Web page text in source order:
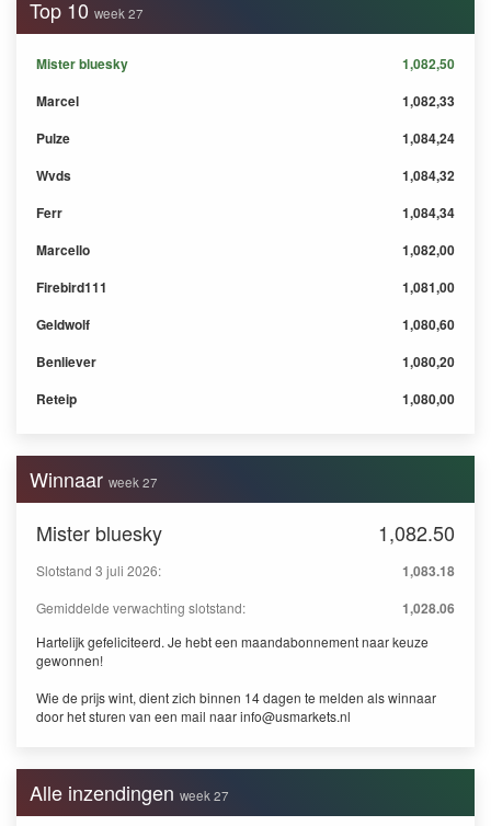
Top 10 week 27
Mister bluesky
1,082,50
Marcel
1,082,33
Pulze
1,084,24
Wvds
1,084,32
Ferr
1,084,34
Marcello
1,082,00
Firebird111
1,081,00
Geldwolf
1,080,60
Benliever
1,080,20
Reteip
1,080,00
Winnaar week 27
Mister bluesky 1,082.50
Slotstand 3 juli 2026: 1,083.18
Gemiddelde verwachting slotstand: 1,028.06
Hartelijk gefeliciteerd. Je hebt een maandabonnement naar keuze
gewonnen!
Wie de prijs wint, dient zich binnen 14 dagen te melden als winnaar
door het sturen van een mail naarinfo@usmarkets.nl
Alle inzendingen week 27